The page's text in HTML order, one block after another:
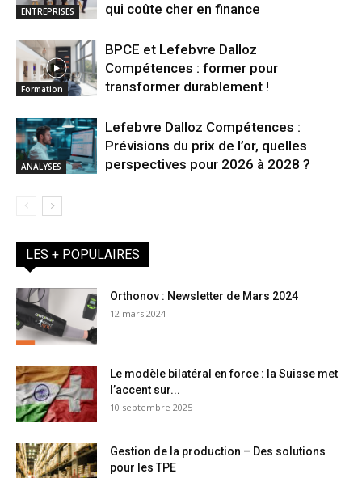
ENTREPRISES
qui coûte cher en finance
Formation
BPCE et Lefebvre Dalloz
Compétences : former pour
transformer durablement !
ANALYSES
Lefebvre Dalloz Compétences :
Prévisions du prix de l’or, quelles
perspectives pour 2026 à 2028 ?
LES + POPULAIRES
Orthonov : Newsletter de Mars 2024
12 mars 2024
Le modèle bilatéral en force : la Suisse met
l’accent sur...
10 septembre 2025
Gestion de la production – Des solutions
pour les TPE